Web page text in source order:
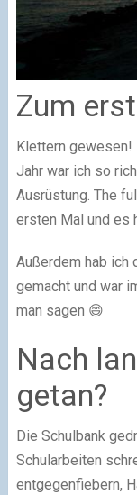
Zum
Klettern gewesen!
Jahr war ich so
Ausrüstung. The
ersten Mal und es
Außerdem hab ich
gemacht und war
man sagen 😄
Nach
getan?
Die Schulbank
Schularbeiten
entgegenfiebern,